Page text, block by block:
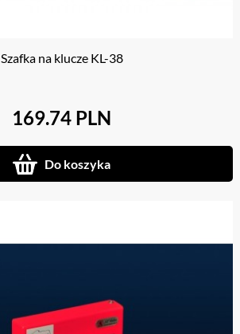
Szafka na klucze KL-38
169.74 PLN
Do koszyka